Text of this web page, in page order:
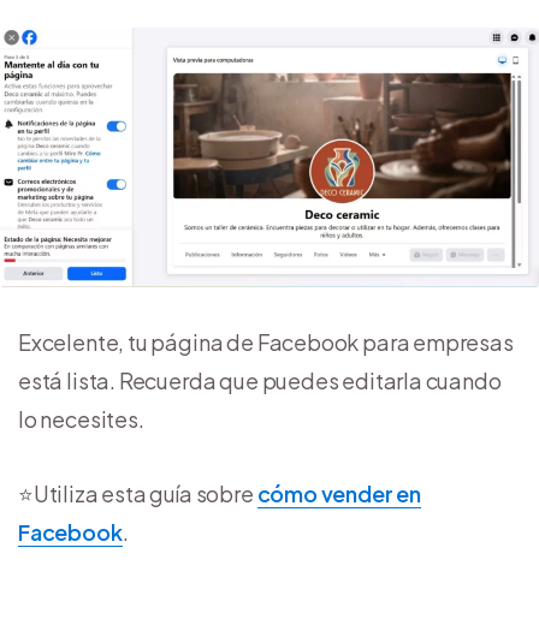
Excelente, tu página de Facebook para empresas
está lista. Recuerda que puedes editarla cuando
lo necesites.
⭐Utiliza esta guía sobre cómo vender en
Facebook.